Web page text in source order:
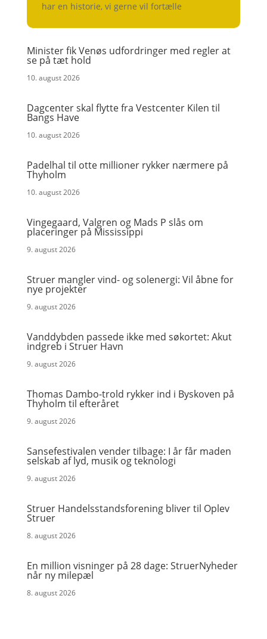
har en historie, vi gerne vil fortælle
Minister fik Venøs udfordringer med regler at
se på tæt hold
10. august 2026
Dagcenter skal flytte fra Vestcenter Kilen til
Bangs Have
10. august 2026
Padelhal til otte millioner rykker nærmere på
Thyholm
10. august 2026
Vingegaard, Valgren og Mads P slås om
placeringer på Mississippi
9. august 2026
Struer mangler vind- og solenergi: Vil åbne for
nye projekter
9. august 2026
Vanddybden passede ikke med søkortet: Akut
indgreb i Struer Havn
9. august 2026
Thomas Dambo-trold rykker ind i Byskoven på
Thyholm til efteråret
9. august 2026
Sansefestivalen vender tilbage: I år får maden
selskab af lyd, musik og teknologi
9. august 2026
Struer Handelsstandsforening bliver til Oplev
Struer
8. august 2026
En million visninger på 28 dage: StruerNyheder
når ny milepæl
8. august 2026